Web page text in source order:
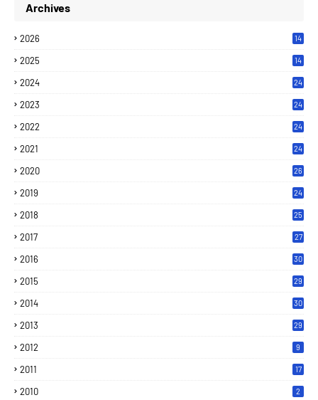
Archives
2026 14
2025 14
2024 24
2023 24
2022 24
2021 24
2020 26
2019 24
2018 25
2017 27
2016 30
2015 29
2014 30
2013 29
2012 9
2011 17
2010 2